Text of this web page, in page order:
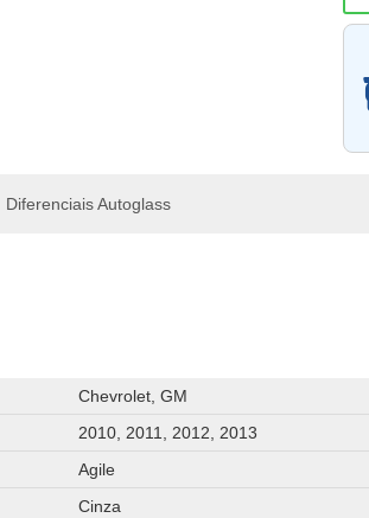
Diferenciais Autoglass
Chevrolet, GM
2010, 2011, 2012, 2013
Agile
Cinza